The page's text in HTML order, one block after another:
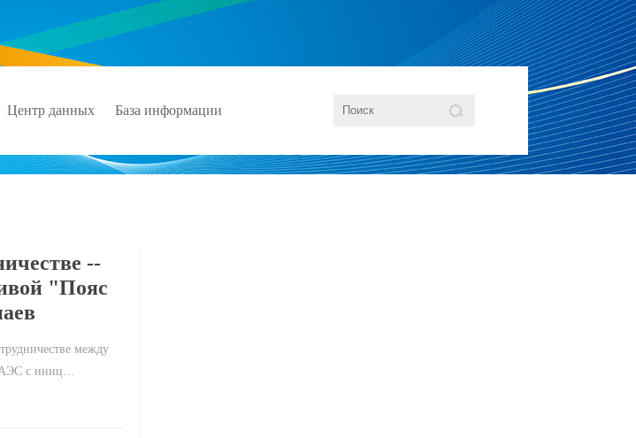
Центр данных База информации
--
"Пояс
между
с иниц…